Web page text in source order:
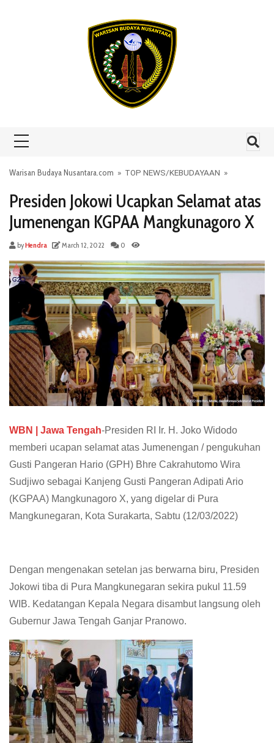
Warisan Budaya Nusantara.com » TOP NEWS/KEBUDAYAAN »
Presiden Jokowi Ucapkan Selamat atas
Jumenengan KGPAA Mangkunagoro X
byHendra March 12, 2022 0
WBN | Jawa Tengah-Presiden RI Ir. H. Joko Widodo
memberi ucapan selamat atas Jumenengan / pengukuhan
Gusti Pangeran Hario (GPH) Bhre Cakrahutomo Wira
Sudjiwo sebagai Kanjeng Gusti Pangeran Adipati Ario
(KGPAA) Mangkunagoro X, yang digelar di Pura
Mangkunegaran, Kota Surakarta, Sabtu (12/03/2022)
Dengan mengenakan setelan jas berwarna biru, Presiden
Jokowi tiba di Pura Mangkunegaran sekira pukul 11.59
WIB. Kedatangan Kepala Negara disambut langsung oleh
Gubernur Jawa Tengah Ganjar Pranowo.